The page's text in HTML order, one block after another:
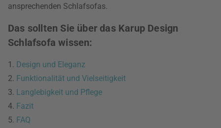
ansprechenden Schlafsofas.
Das sollten Sie über das Karup Design
Schlafsofa wissen:
1. Design und Eleganz
2. Funktionalität und Vielseitigkeit
3. Langlebigkeit und Pflege
4. Fazit
5. FAQ